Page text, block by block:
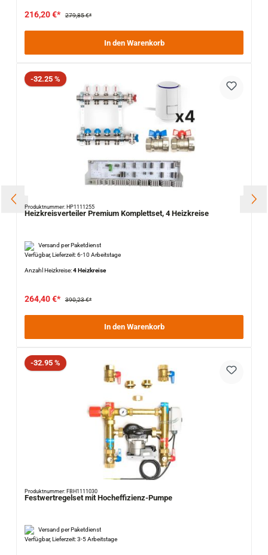
216,20 €* 279,85 €*
In den Warenkorb
Rabatt
-32.25 %
Produktnummer: HP1111255
Heizkreisverteiler Premium Komplettset, 4 Heizkreise
Versand per Paketdienst
Verfügbar, Lieferzeit: 6-10 Arbeitstage
Anzahl Heizkreise:4 Heizkreise
264,40 €* 390,23 €*
In den Warenkorb
Rabatt
-32.95 %
Produktnummer: FBH1111030
Festwertregelset mit Hocheffizienz-Pumpe
Versand per Paketdienst
Verfügbar, Lieferzeit: 3-5 Arbeitstage